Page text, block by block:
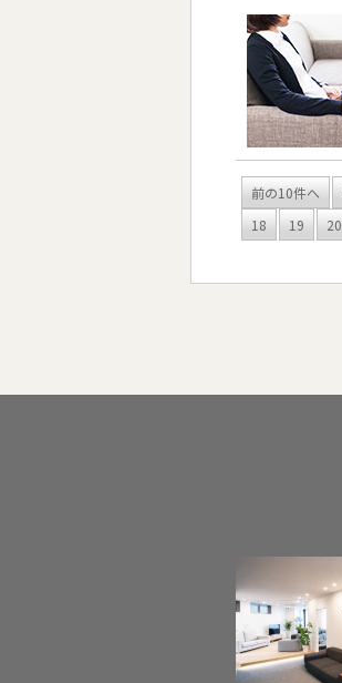
前の10件へ
18
19 20